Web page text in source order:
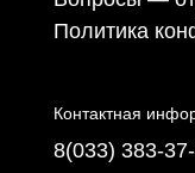
Политика
Контактная
8(033) 383-